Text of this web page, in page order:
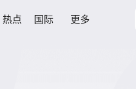
热点 国际 更多